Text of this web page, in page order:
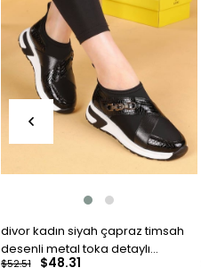
divor kadın siyah çapraz timsah
desenli metal toka detaylı
ayakkabı$48.31
$52.51